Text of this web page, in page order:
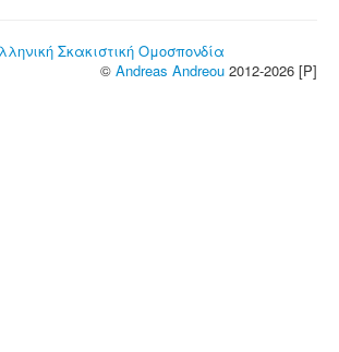
Σκακιστική Ομοσπονδία
© Andreas Andreou 2012-2026 [P]